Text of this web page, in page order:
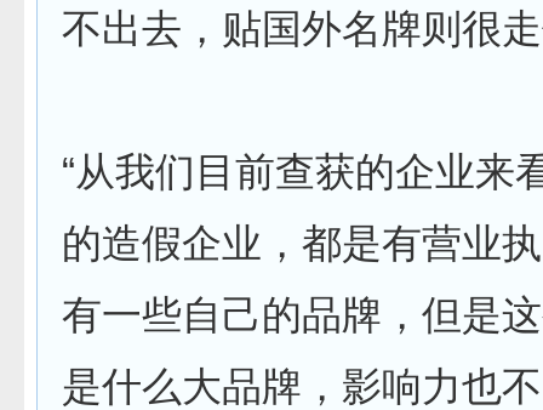
不出去，贴国外名牌则很
“从我们目前查获的企业来
的造假企业，都是有营业
有一些自己的品牌，但是
是什么大品牌，影响力也